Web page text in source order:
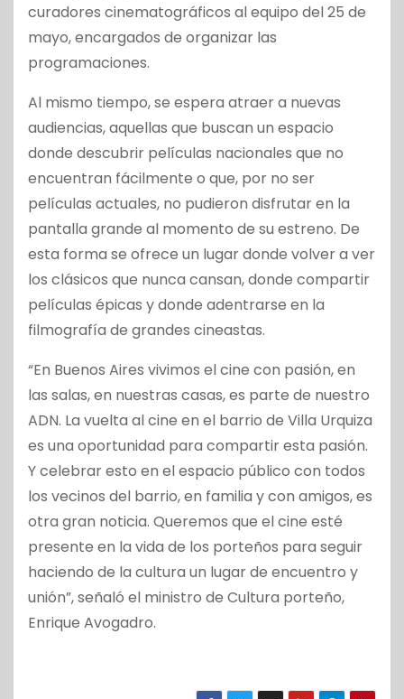
curadores cinematográficos al equipo del 25 de
mayo, encargados de organizar las
programaciones.
Al mismo tiempo, se espera atraer a nuevas
audiencias, aquellas que buscan un espacio
donde descubrir películas nacionales que no
encuentran fácilmente o que, por no ser
películas actuales, no pudieron disfrutar en la
pantalla grande al momento de su estreno. De
esta forma se ofrece un lugar donde volver a ver
los clásicos que nunca cansan, donde compartir
películas épicas y donde adentrarse en la
filmografía de grandes cineastas.
“En Buenos Aires vivimos el cine con pasión, en
las salas, en nuestras casas, es parte de nuestro
ADN. La vuelta al cine en el barrio de Villa Urquiza
es una oportunidad para compartir esta pasión.
Y celebrar esto en el espacio público con todos
los vecinos del barrio, en familia y con amigos, es
otra gran noticia. Queremos que el cine esté
presente en la vida de los porteños para seguir
haciendo de la cultura un lugar de encuentro y
unión”, señaló el ministro de Cultura porteño,
Enrique Avogadro.